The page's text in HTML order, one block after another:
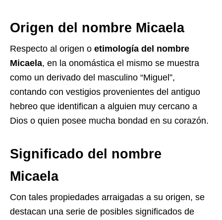
Origen del nombre Micaela
Respecto al origen o etimología del nombre
Micaela, en la onomástica el mismo se muestra
como un derivado del masculino “Miguel”,
contando con vestigios provenientes del antiguo
hebreo que identifican a alguien muy cercano a
Dios o quien posee mucha bondad en su corazón.
Significado del nombre
Micaela
Con tales propiedades arraigadas a su origen, se
destacan una serie de posibles significados de